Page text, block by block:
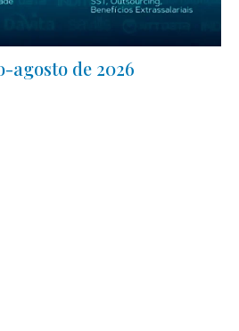
agosto de 2026